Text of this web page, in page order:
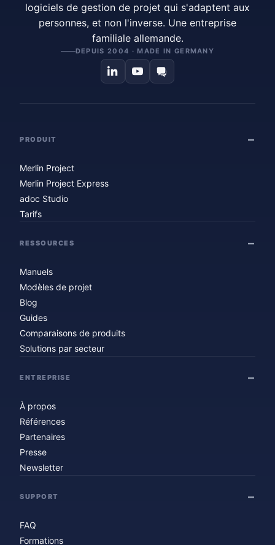
logiciels de gestion de projet qui s'adaptent aux
personnes, et non l'inverse. Une entreprise
familiale allemande.
DEPUIS 2004 · MADE IN GERMANY
PRODUIT
Merlin Project
Merlin Project Express
adoc Studio
Tarifs
RESSOURCES
Manuels
Modèles de projet
Blog
Guides
Comparaisons de produits
Solutions par secteur
ENTREPRISE
À propos
Références
Partenaires
Presse
Newsletter
SUPPORT
FAQ
Formations